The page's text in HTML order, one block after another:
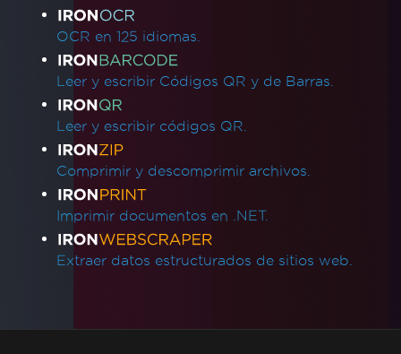
OCR en 125 idiomas.
Leer y escribir Códigos QR y de Barras.
Leer y escribir códigos QR.
Comprimir y descomprimir archivos.
Imprimir documentos en .NET.
Extraer datos estructurados de sitios web.